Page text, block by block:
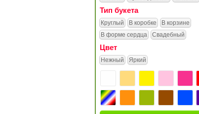
Тип букета
Круглый В коробке
В корзине
В форме сердца
Свадебный
Цвет
Нежный Яркий